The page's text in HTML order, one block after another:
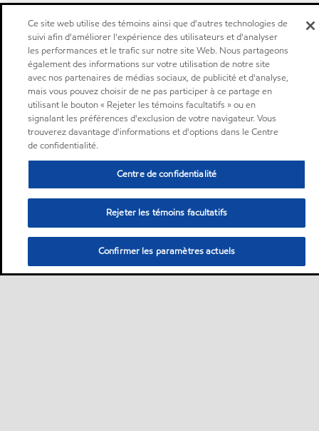
Ce site web utilise des témoins ainsi que d'autres technologies de
suivi afin d'améliorer l'expérience des utilisateurs et d'analyser
les performances et le trafic sur notre site Web. Nous partageons
également des informations sur votre utilisation de notre site
avec nos partenaires de médias sociaux, de publicité et d'analyse,
mais vous pouvez choisir de ne pas participer à ce partage en
utilisant le bouton « Rejeter les témoins facultatifs » ou en
signalant les préférences d'exclusion de votre navigateur. Vous
trouverez davantage d'informations et d'options dans le Centre
de confidentialité.
Centre de confidentialité
Rejeter les témoins facultatifs
Confirmer les paramètres actuels